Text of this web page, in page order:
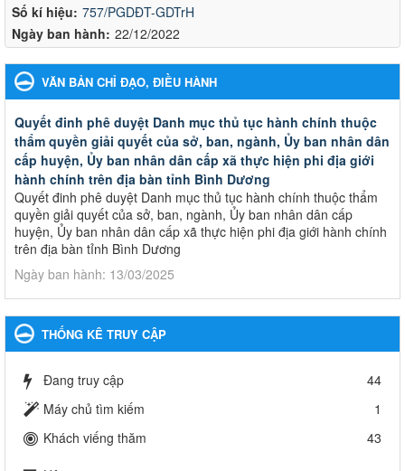
Số kí hiệu: 757/PGDĐT-GDTrH
Ngày ban hành: 22/12/2022
VĂN BẢN CHỈ ĐẠO, ĐIỀU HÀNH
Quyết đinh phê duyệt Danh mục thủ tục hành chính thuộc
thẩm quyền giải quyết của sở, ban, ngành, Ủy ban nhân dân
cấp huyện, Ủy ban nhân dân cấp xã thực hiện phi địa giới
hành chính trên địa bàn tỉnh Bình Dương
Quyết đinh phê duyệt Danh mục thủ tục hành chính thuộc thẩm
quyền giải quyết của sở, ban, ngành, Ủy ban nhân dân cấp
huyện, Ủy ban nhân dân cấp xã thực hiện phi địa giới hành chính
trên địa bàn tỉnh Bình Dương
Ngày ban hành: 13/03/2025
Giáo dục và Đào tạo thành phố Bến Cát
Kế hoạch Phổ biến, giáo dục pháp luật năm 2025 của ngành
Ngày ban hành: 28/02/2025
vực giáo dục đào tạo thuộc hệ giáo dục quốc dân và cơ sở
THỐNG KÊ TRUY CẬP
Đang truy cập
44
Máy chủ tìm kiếm
1
Khách viếng thăm
43